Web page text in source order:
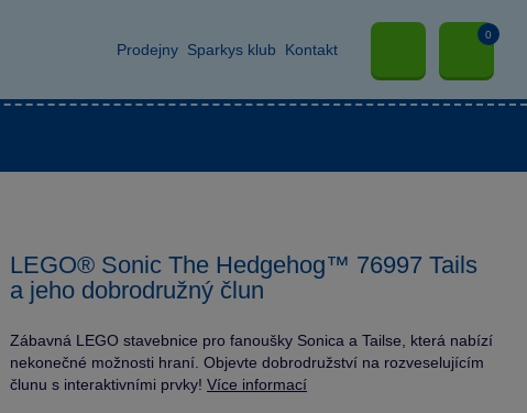
Prodejny Sparkys klub Kontakt
0
LEGO® Sonic The Hedgehog™ 76997 Tails
a jeho dobrodružný člun
Zábavná LEGO stavebnice pro fanoušky Sonica a Tailse, která nabízí
nekonečné možnosti hraní. Objevte dobrodružství na rozveselujícím
člunu s interaktivními prvky! Více informací